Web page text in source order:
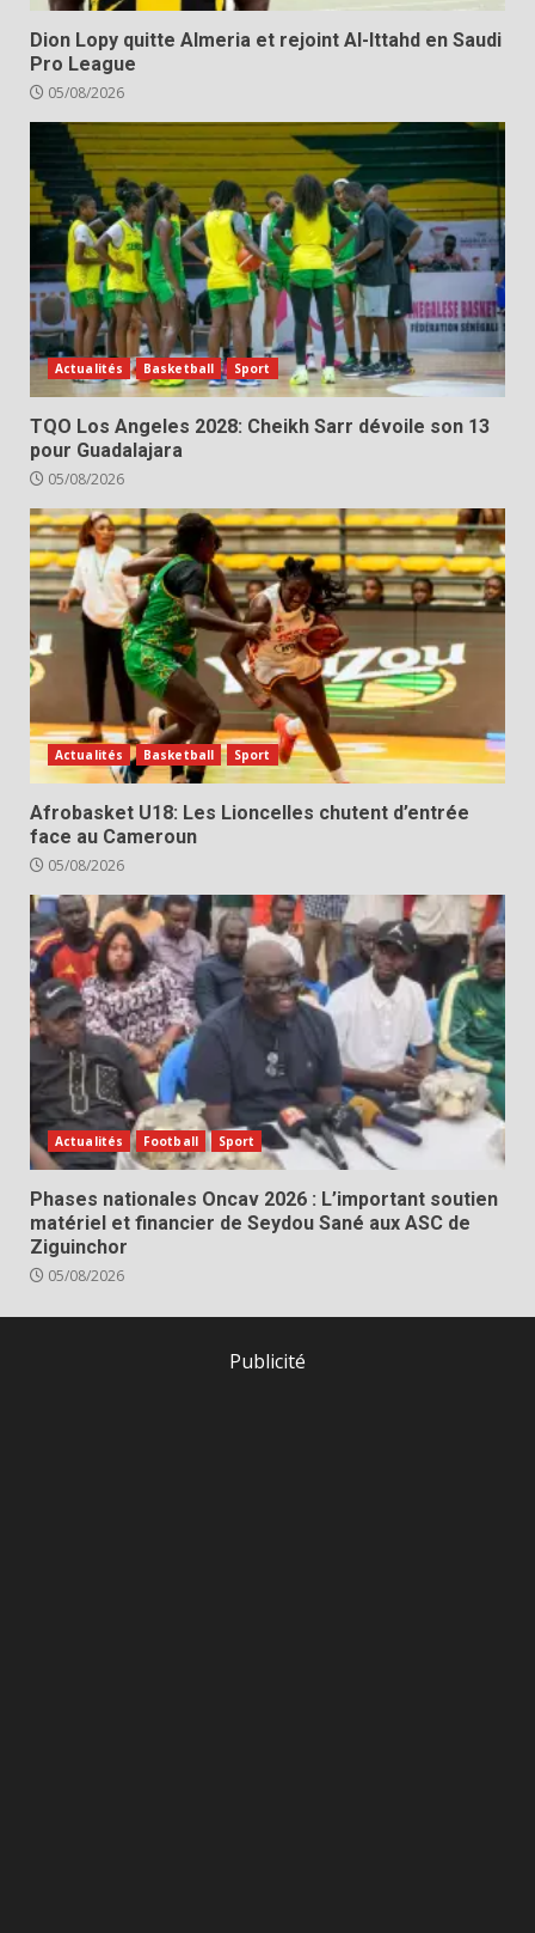
Dion Lopy quitte Almeria et rejoint Al-Ittahd en Saudi
Pro League
05/08/2026
Actualités Basketball Sport
TQO Los Angeles 2028: Cheikh Sarr dévoile son 13
pour Guadalajara
05/08/2026
Actualités Basketball Sport
Afrobasket U18: Les Lioncelles chutent d’entrée
face au Cameroun
05/08/2026
Actualités Football Sport
Phases nationales Oncav 2026 : L’important soutien
matériel et financier de Seydou Sané aux ASC de
Ziguinchor
05/08/2026
Publicité